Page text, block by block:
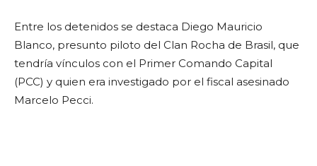
Entre los detenidos se destaca Diego Mauricio
Blanco, presunto piloto del Clan Rocha de Brasil, que
tendría vínculos con el Primer Comando Capital
(PCC) y quien era investigado por el fiscal asesinado
Marcelo Pecci.